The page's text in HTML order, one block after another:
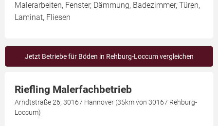
Malerarbeiten, Fenster, Dämmung, Badezimmer, Türen,
Laminat, Fliesen
Jetzt Betriebe für Böden in Rehburg-Loccum vergleichen
Riefling Malerfachbetrieb
Arndtstraße 26, 30167 Hannover (35km von 30167 Rehburg-
Loccum)